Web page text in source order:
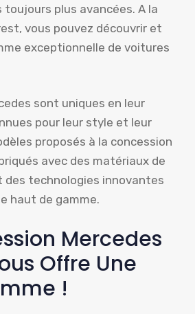
plus avancées. A la
vous pouvez découvrir et
exceptionnelle de voitures
sont uniques en leur
pour leur style et leur
proposés à la concession
avec des matériaux de
technologies innovantes
haut de gamme.
Mercedes
Offre Une
!